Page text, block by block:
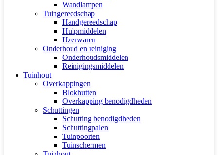
Wandlampen
Tuingereedschap
Handgereedschap
Hulpmiddelen
IJzerwaren
Onderhoud en reiniging
Onderhoudsmiddelen
Reinigingsmiddelen
Tuinhout
Overkappingen
Blokhutten
Overkapping benodigdheden
Schuttingen
Schutting benodigdheden
Schuttingpalen
Tuinpoorten
Tuinschermen